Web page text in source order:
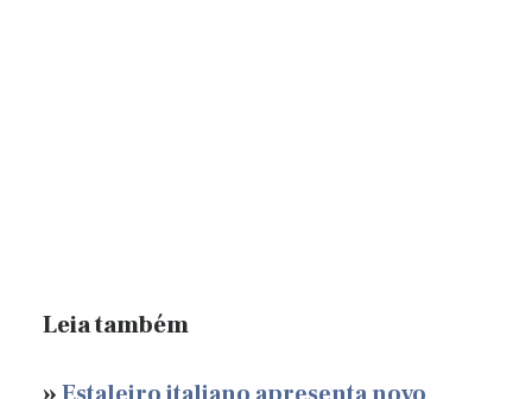
Leia também